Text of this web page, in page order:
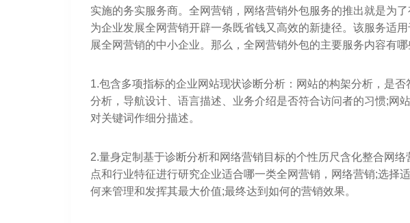
实施的务实服务商。全网营销，网络营销外包服务的推出就是为
为企业发展全网营销开辟一条既省钱又高效的新捷径。该服务适
展全网营销的中小企业。那么，全网营销外包的主要服务内容有
1.包含多项指标的企业网站现状诊断分析：网站的构架分析，是
分析，导航设计、语言描述、业务介绍是否符合访问者的习惯;网
对关键词作细分描述。
2.量身定制基于诊断分析和网络营销目标的个性历尺含化整合网
点和行业特征进行研究企业适合哪一类全网营销，网络营销;选择
何来管理和发挥其最大价值;最终达到如何的营销效果。